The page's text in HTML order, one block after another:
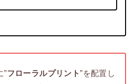
”フローラルプリント”を配置し